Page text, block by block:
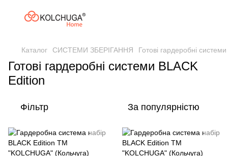
Каталог СИСТЕМИ ЗБЕРІГАННЯ Готові гардеробні системи
Готові гардеробні системи BLACK
Edition
Фільтр За популярністю